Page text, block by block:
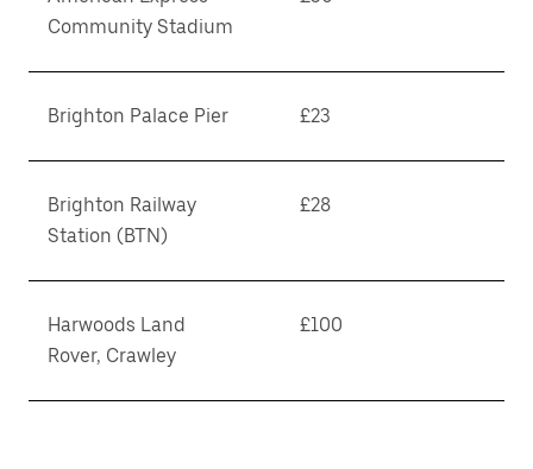
Community Stadium
Brighton Palace Pier £23
Brighton Railway
Station (BTN)
£28
Harwoods Land
Rover, Crawley
£100